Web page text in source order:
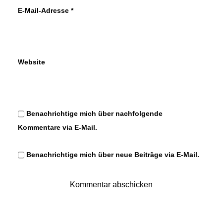
E-Mail-Adresse *
Website
Benachrichtige mich über nachfolgende
Kommentare via E-Mail.
Benachrichtige mich über neue Beiträge via E-Mail.